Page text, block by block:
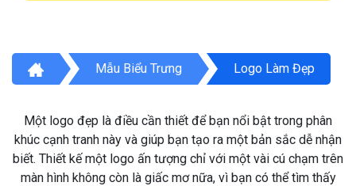
Mẫu Biểu Trưng Logo Làm Đẹp
Một logo đẹp là điều cần thiết để bạn nổi bật trong phân
khúc cạnh tranh này và giúp bạn tạo ra một bản sắc dễ nhận
biết. Thiết kế một logo ấn tượng chỉ với một vài cú chạm trên
màn hình không còn là giấc mơ nữa, vì bạn có thể tìm thấy